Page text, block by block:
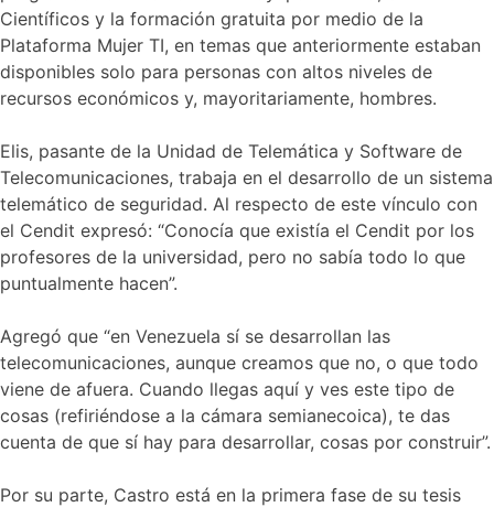
Científicos y la formación gratuita por medio de la
Plataforma Mujer TI, en temas que anteriormente estaban
disponibles solo para personas con altos niveles de
recursos económicos y, mayoritariamente, hombres.
Elis, pasante de la Unidad de Telemática y Software de
Telecomunicaciones, trabaja en el desarrollo de un sistema
telemático de seguridad. Al respecto de este vínculo con
el Cendit expresó: “Conocía que existía el Cendit por los
profesores de la universidad, pero no sabía todo lo que
puntualmente hacen”.
Agregó que “en Venezuela sí se desarrollan las
telecomunicaciones, aunque creamos que no, o que todo
viene de afuera. Cuando llegas aquí y ves este tipo de
cosas (refiriéndose a la cámara semianecoica), te das
cuenta de que sí hay para desarrollar, cosas por construir”.
Por su parte, Castro está en la primera fase de su tesis